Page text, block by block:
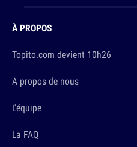
À PROPOS
Topito.com devient 10h26
A propos de nous
L'équipe
La FAQ